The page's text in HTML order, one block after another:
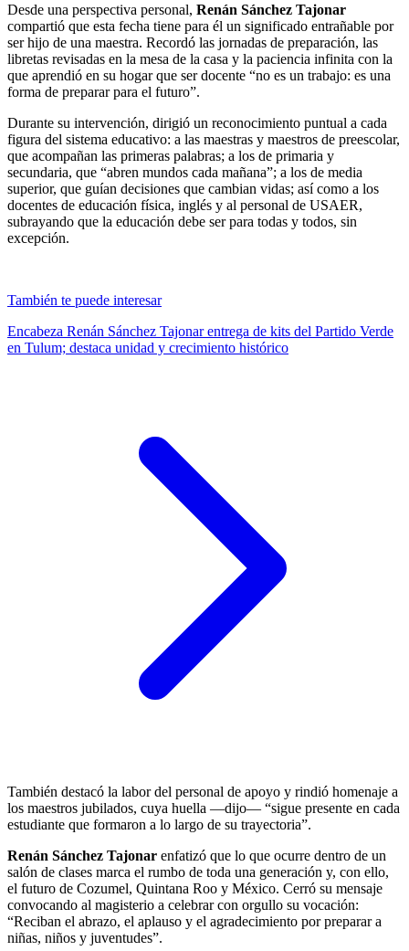
Desde una perspectiva personal, Renán Sánchez Tajonar
compartió que esta fecha tiene para él un significado entrañable por
ser hijo de una maestra. Recordó las jornadas de preparación, las
libretas revisadas en la mesa de la casa y la paciencia infinita con la
que aprendió en su hogar que ser docente “no es un trabajo: es una
forma de preparar para el futuro”.
Durante su intervención, dirigió un reconocimiento puntual a cada
figura del sistema educativo: a las maestras y maestros de preescolar,
que acompañan las primeras palabras; a los de primaria y
secundaria, que “abren mundos cada mañana”; a los de media
superior, que guían decisiones que cambian vidas; así como a los
docentes de educación física, inglés y al personal de USAER,
subrayando que la educación debe ser para todas y todos, sin
excepción.
También te puede interesar
Encabeza Renán Sánchez Tajonar entrega de kits del Partido Verde
en Tulum; destaca unidad y crecimiento histórico
También destacó la labor del personal de apoyo y rindió homenaje a
los maestros jubilados, cuya huella —dijo— “sigue presente en cada
estudiante que formaron a lo largo de su trayectoria”.
Renán Sánchez Tajonar enfatizó que lo que ocurre dentro de un
salón de clases marca el rumbo de toda una generación y, con ello,
el futuro de Cozumel, Quintana Roo y México. Cerró su mensaje
convocando al magisterio a celebrar con orgullo su vocación:
“Reciban el abrazo, el aplauso y el agradecimiento por preparar a
niñas, niños y juventudes”.